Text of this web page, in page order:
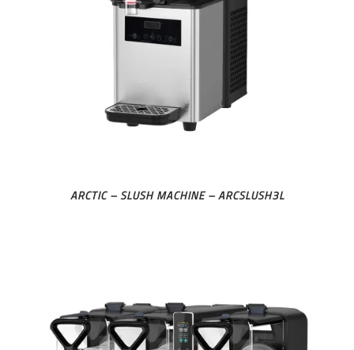
ARCTIC – SLUSH MACHINE – ARCSLUSH3L